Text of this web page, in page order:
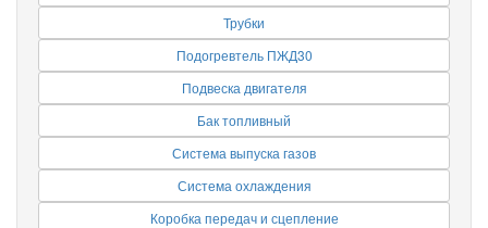
Трубки
Подогревтель ПЖД30
Подвеска двигателя
Бак топливный
Система выпуска газов
Система охлаждения
Коробка передач и сцепление